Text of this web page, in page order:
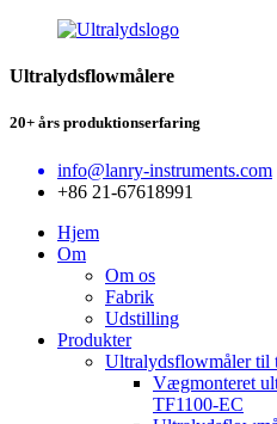
Ultralydsflowmålere
20+ års produktionserfaring
info@lanry-instruments.com
+86 21-67618991
Hjem
Om
Om os
Fabrik
Udstilling
Produkter
Ultralydsflowmåler til
Vægmonteret
TF1100-EC